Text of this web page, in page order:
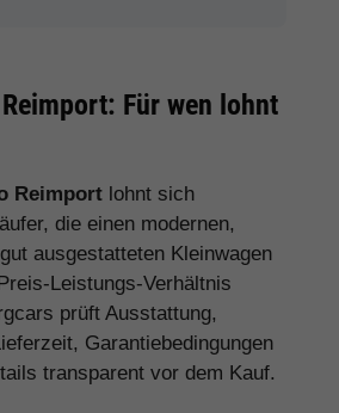
Für wen lohnt
Reimport lohnt sich
die einen modernen,
ausgestatteten Kleinwagen
Leistungs-Verhältnis
prüft Ausstattung,
Garantiebedingungen
transparent vor dem Kauf.